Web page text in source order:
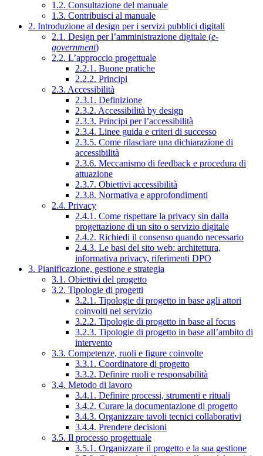
1.2. Consultazione del manuale
1.3. Contribuisci al manuale
2. Introduzione al design per i servizi pubblici digitali
2.1. Design per l’amministrazione digitale (e-
government)
2.2. L’approccio progettuale
2.2.1. Buone pratiche
2.2.2. Principi
2.3. Accessibilità
2.3.1. Definizione
2.3.2. Accessibilità by design
2.3.3. Principi per l’accessibilità
2.3.4. Linee guida e criteri di successo
2.3.5. Come rilasciare una dichiarazione di
accessibilità
2.3.6. Meccanismo di feedback e procedura di
attuazione
2.3.7. Obiettivi accessibilità
2.3.8. Normativa e approfondimenti
2.4. Privacy
2.4.1. Come rispettare la privacy sin dalla
progettazione di un sito o servizio digitale
2.4.2. Richiedi il consenso quando necessario
2.4.3. Le basi del sito web: architettura,
informativa privacy, riferimenti DPO
3. Pianificazione, gestione e strategia
3.1. Obiettivi del progetto
3.2. Tipologie di progetti
3.2.1. Tipologie di progetto in base agli attori
coinvolti nel servizio
3.2.2. Tipologie di progetto in base al focus
3.2.3. Tipologie di progetto in base all’ambito di
intervento
3.3. Competenze, ruoli e figure coinvolte
3.3.1. Coordinatore di progetto
3.3.2. Definire ruoli e responsabilità
3.4. Metodo di lavoro
3.4.1. Definire processi, strumenti e rituali
3.4.2. Curare la documentazione di progetto
3.4.3. Organizzare tavoli tecnici collaborativi
3.4.4. Prendere decisioni
3.5. Il processo progettuale
3.5.1. Organizzare il progetto e la sua gestione